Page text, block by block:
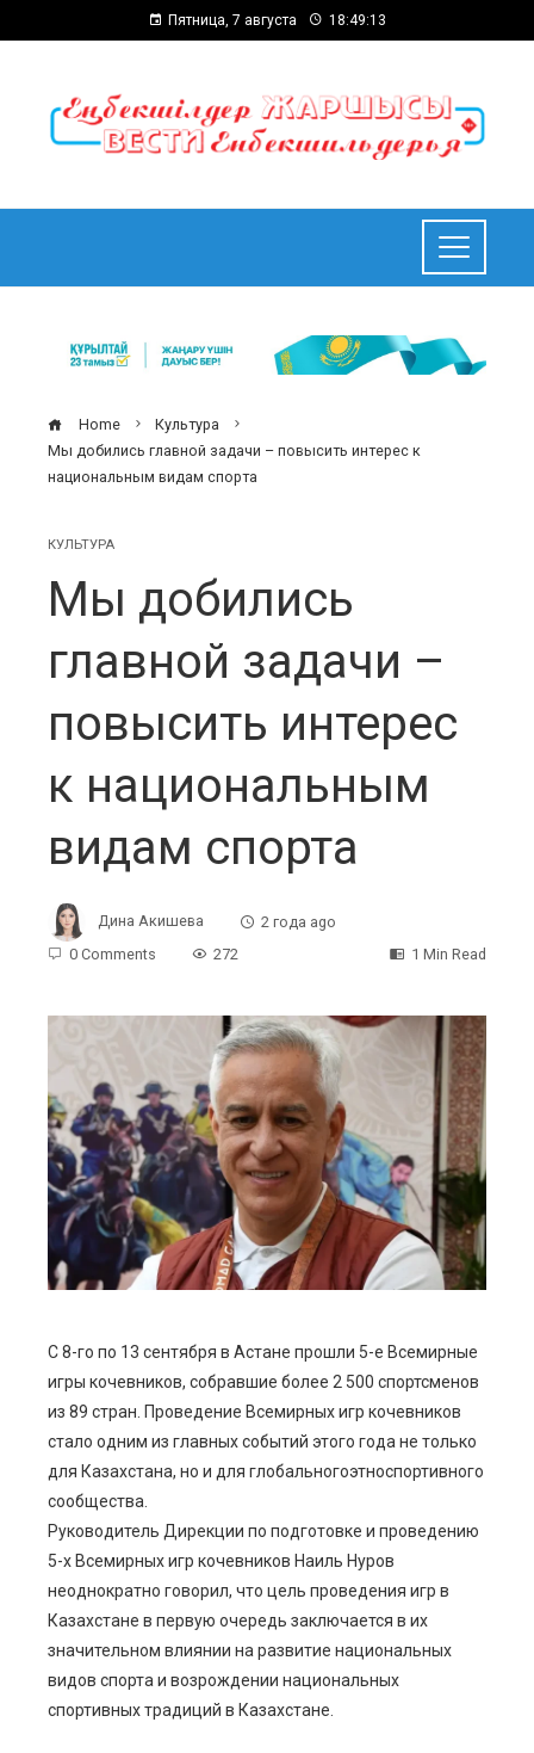
Пятница, 7 августа 18:49:14
Home
Культура
Мы добились главной задачи – повысить интерес к
национальным видам спорта
КУЛЬТУРА
Мы добились
главной задачи –
повысить интерес
к национальным
видам спорта
Дина Акишева
2 года ago
0 Comments
272 1 Min Read
С 8-го по 13 сентября в Астане прошли 5-е Всемирные
игры кочевников, собравшие более 2 500 спортсменов
из 89 стран. Проведение Всемирных игр кочевников
стало одним из главных событий этого года не только
для Казахстана, но и для глобальногоэтноспортивного
сообщества.
Руководитель Дирекции по подготовке и проведению
5-х Всемирных игр кочевников Наиль Нуров
неоднократно говорил, что цель проведения игр в
Казахстане в первую очередь заключается в их
значительном влиянии на развитие национальных
видов спорта и возрождении национальных
спортивных традиций в Казахстане.